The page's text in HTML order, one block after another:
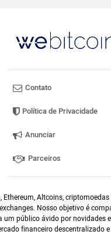
Contato
Política de Privacidade
Anunciar
Parceiros
Ethereum, Altcoins,
Nosso objetivo é
um público ávido por novidades
financeiro descentralizado